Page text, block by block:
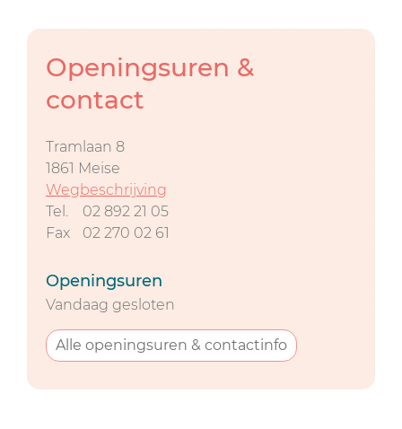
Openingsuren &
contact
Tramlaan 8
1861 Meise
Wegbeschrijving
Tel.
02 892 21 05
Fax
02 270 02 61
Openingsuren
Vandaag gesloten
Alle openingsuren & contactinfo